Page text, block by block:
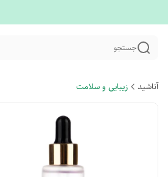
جستجو
آناشید زیبایی و سلامت